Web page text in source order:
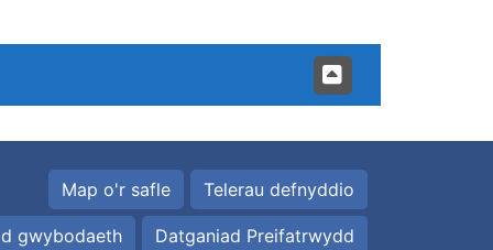
Map o'r safle Telerau defnyddio
gwybodaeth Datganiad Preifatrwydd